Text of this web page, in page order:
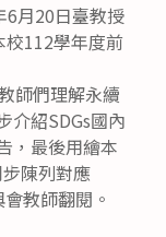
6月20日臺教授
112學年度前
師們理解永續
介紹SDGs國內
，最後用繪本
陳列對應
教師翻閱。